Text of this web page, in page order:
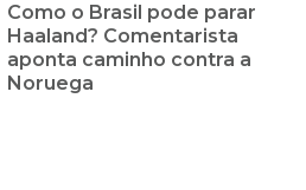
Como o Brasil pode parar
Haaland? Comentarista
aponta caminho contra a
Noruega